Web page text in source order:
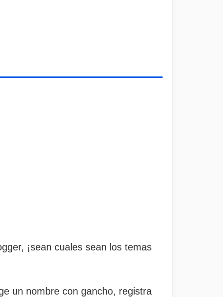
¡sean cuales sean los temas
un nombre con gancho, registra